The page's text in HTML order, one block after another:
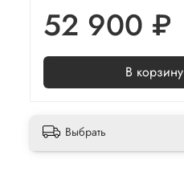
52 900 ₽
В корзину
Выбрать